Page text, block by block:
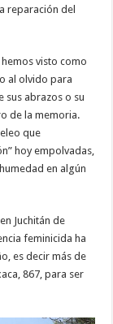
reparación del
visto como
al olvido para
sus abrazos o su
de la memoria.
que
hoy empolvadas,
en algún
Juchitán de
feminicida ha
es decir más de
867, para ser